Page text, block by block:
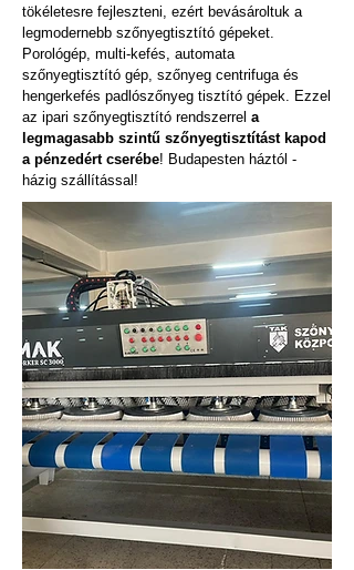
tökéletesre fejleszteni, ezért bevásároltuk a
legmodernebb szőnyegtisztító gépeket.
Porológép, multi-kefés, automata
szőnyegtisztító gép, szőnyeg centrifuga és
hengerkefés padlószőnyeg tisztító gépek. Ezzel
az ipari szőnyegtisztító rendszerrel a
legmagasabb szintű szőnyegtisztítást kapod
a pénzedért cserébe! Budapesten háztól -
házig szállítással!